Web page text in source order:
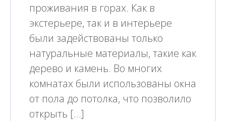
проживания в горах. Как в
экстерьере, так и в интерьере
были задействованы только
натуральные материалы, такие как
дерево и камень. Во многих
комнатах были использованы окна
от пола до потолка, что позволило
открыть […]